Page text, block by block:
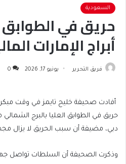
السعودية
حريق في الطوابق
أبراج الإمارات
فريق التحرير يونيو 17, 2026 0
أفادت صحيفة خليج تايمز في وقت
حريق في الطوابق العليا بالبرج الشمالي
دبي، مضيفة أن سبب الحريق لا يزال
وذكرت الصحيفة أن السلطات تواصل